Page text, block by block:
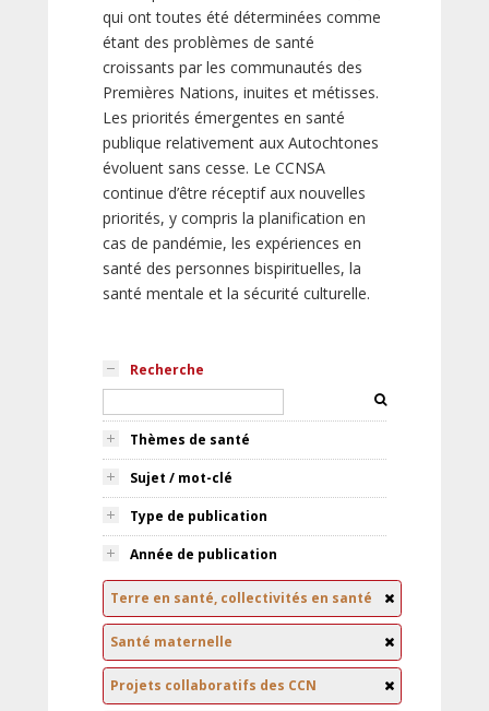
qui ont toutes été déterminées comme
étant des problèmes de santé
croissants par les communautés des
Premières Nations, inuites et métisses.
Les priorités émergentes en santé
publique relativement aux Autochtones
évoluent sans cesse. Le CCNSA
continue d’être réceptif aux nouvelles
priorités, y compris la planification en
cas de pandémie, les expériences en
santé des personnes bispirituelles, la
santé mentale et la sécurité culturelle.
Recherche
Thèmes de santé
Sujet / mot-clé
Type de publication
Année de publication
Terre en santé, collectivités en santé
Santé maternelle
Projets collaboratifs des CCN